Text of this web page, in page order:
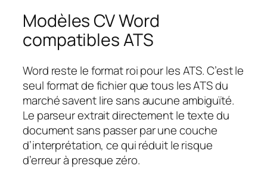
Modèles CV Word
compatibles ATS
Word reste le format roi pour les ATS. C’est le
seul format de fichier que tous les ATS du
marché savent lire sans aucune ambiguïté.
Le parseur extrait directement le texte du
document sans passer par une couche
d’interprétation, ce qui réduit le risque
d’erreur à presque zéro.